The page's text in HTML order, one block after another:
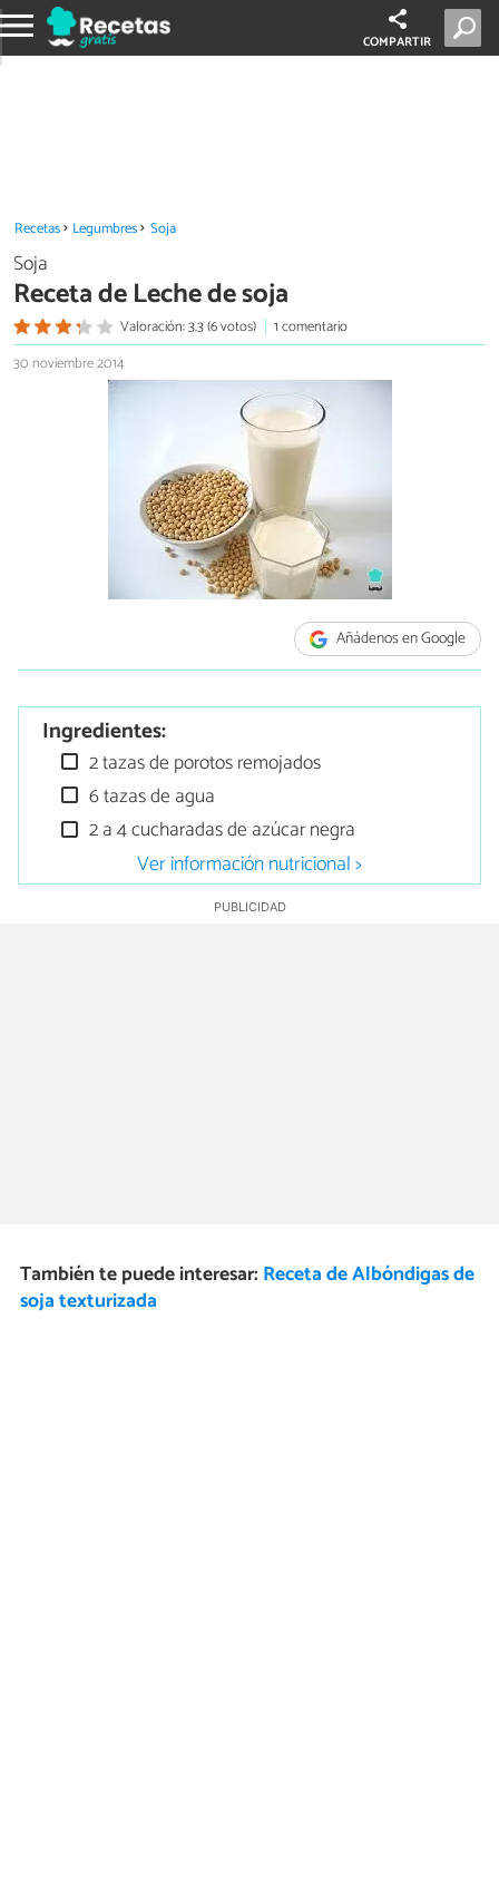
COMPARTIR
Recetas Legumbres Soja
Soja
Receta de Leche de soja
Valoración: 3.3 (6 votos)
1 comentario
30 noviembre 2014
Añádenos en Google
Ingredientes:
2 tazas de porotos remojados
6 tazas de agua
2 a 4 cucharadas de azúcar negra
Ver información nutricional >
También te puede interesar: Receta de Albóndigas de
soja texturizada